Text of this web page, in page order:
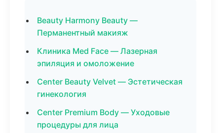
Beauty Harmony Beauty —
Перманентный макияж
Клиника Med Face — Лазерная
эпиляция и омоложение
Center Beauty Velvet — Эстетическая
гинекология
Center Premium Body — Уходовые
процедуры для лица